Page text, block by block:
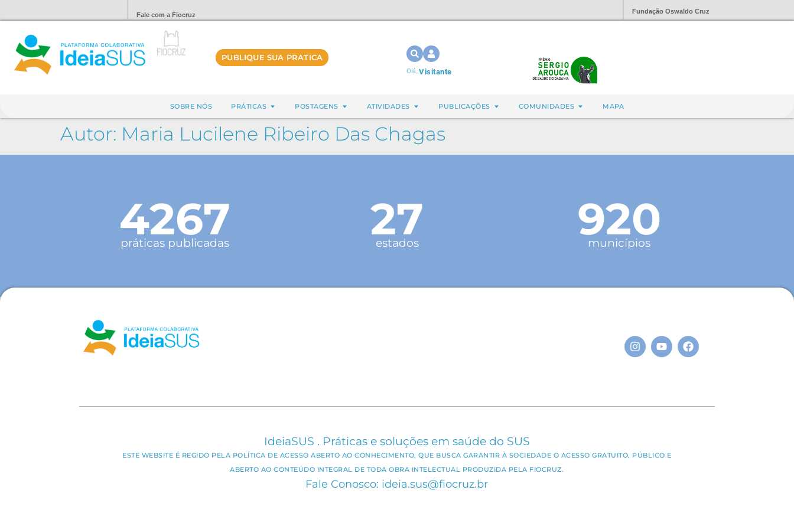
Fale com a Fiocruz Fundação Oswaldo Cruz
PUBLIQUE SUA PRATICA
Olá,Visitante
SOBRE NÓS PRÁTICAS POSTAGENS ATIVIDADES PUBLICAÇÕES COMUNIDADES MAPA
Autor: Maria Lucilene Ribeiro Das Chagas
4267
práticas publicadas 27
estados 920
municípios
IdeiaSUS . Práticas e soluções em saúde do SUS
ESTE WEBSITE É REGIDO PELA POLÍTICA DE ACESSO ABERTO AO CONHECIMENTO, QUE BUSCA GARANTIR À SOCIEDADE O ACESSO GRATUITO, PÚBLICO E
ABERTO AO CONTEÚDO INTEGRAL DE TODA OBRA INTELECTUAL PRODUZIDA PELA FIOCRUZ.
Fale Conosco: ideia.sus@fiocruz.br